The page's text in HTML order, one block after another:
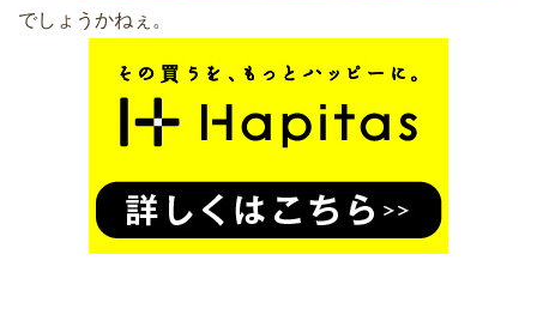
でしょうかねぇ。